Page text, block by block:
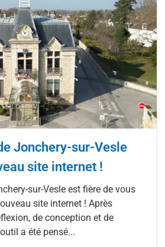
Jonchery-sur-Vesle
site internet !
sur-Vesle est fière de vous
site internet ! Après
de conception et de
a été pensé...